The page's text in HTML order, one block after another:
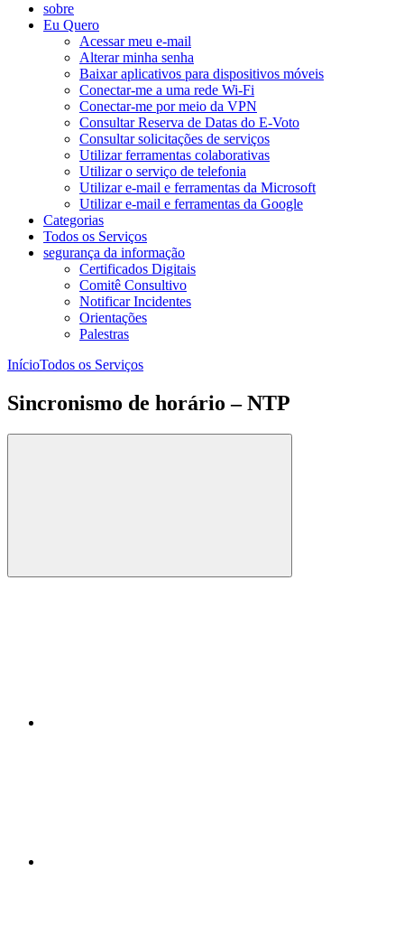
sobre
Eu Quero
Acessar meu e-mail
Alterar minha senha
Baixar aplicativos para dispositivos móveis
Conectar-me a uma rede Wi-Fi
Conectar-me por meio da VPN
Consultar Reserva de Datas do E-Voto
Consultar solicitações de serviços
Utilizar ferramentas colaborativas
Utilizar o serviço de telefonia
Utilizar e-mail e ferramentas da Microsoft
Utilizar e-mail e ferramentas da Google
Categorias
Todos os Serviços
segurança da informação
Certificados Digitais
Comitê Consultivo
Notificar Incidentes
Orientações
Palestras
InícioTodos os Serviços
Sincronismo de horário – NTP
Compartilhar